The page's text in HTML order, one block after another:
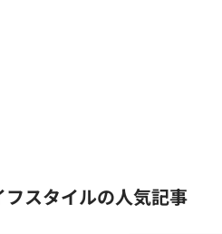
フスタイルの人気記事